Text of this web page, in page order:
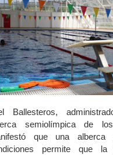
Ballesteros,
semiolímpica de
que una alberca
permite que la